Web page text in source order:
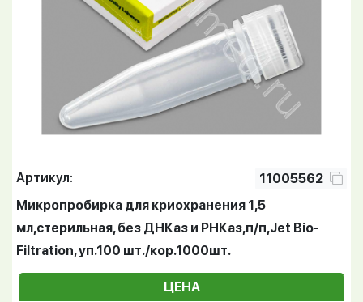
Артикул:
11005562
Микропробирка для криохранения 1,5
мл,стерильная, без ДНКаз и РНКаз,п/п,Jet Bio-
Filtration, уп.100 шт./кор.1000шт.
ЦЕНА